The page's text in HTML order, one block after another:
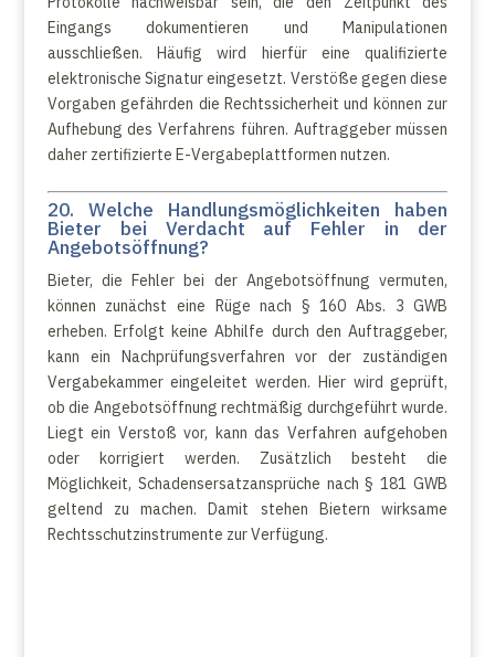
Eingangs dokumentieren und Manipulationen
ausschließen. Häufig wird hierfür eine qualifizierte
elektronische Signatur eingesetzt. Verstöße gegen diese
Vorgaben gefährden die Rechtssicherheit und können zur
Aufhebung des Verfahrens führen. Auftraggeber müssen
daher zertifizierte E-Vergabeplattformen nutzen.
20. Welche Handlungsmöglichkeiten haben
Bieter bei Verdacht auf Fehler in der
Angebotsöffnung?
Bieter, die Fehler bei der Angebotsöffnung vermuten,
können zunächst eine Rüge nach § 160 Abs. 3 GWB
erheben. Erfolgt keine Abhilfe durch den Auftraggeber,
kann ein Nachprüfungsverfahren vor der zuständigen
Vergabekammer eingeleitet werden. Hier wird geprüft,
ob die Angebotsöffnung rechtmäßig durchgeführt wurde.
Liegt ein Verstoß vor, kann das Verfahren aufgehoben
oder korrigiert werden. Zusätzlich besteht die
Möglichkeit, Schadensersatzansprüche nach § 181 GWB
geltend zu machen. Damit stehen Bietern wirksame
Rechtsschutzinstrumente zur Verfügung.